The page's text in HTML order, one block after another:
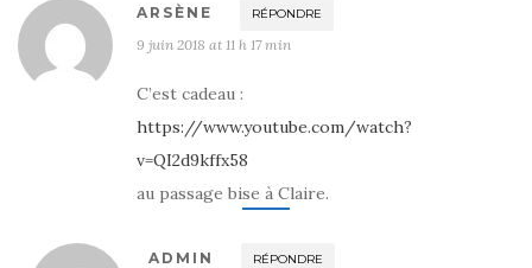
ARSÈNE RÉPONDRE
9 juin 2018 at 11 h 17 min
C’est cadeau :
https://www.youtube.com/watch?
v=QI2d9kffx58
au passage bise à Claire.
ADMIN RÉPONDRE